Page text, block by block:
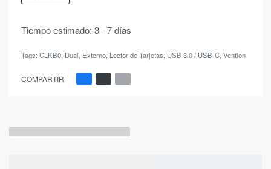
Tiempo estimado: 3 - 7 días
Tags: CLKB0, Dual, Externo, Lector de Tarjetas, USB 3.0 / USB-C, Vention
COMPARTIR